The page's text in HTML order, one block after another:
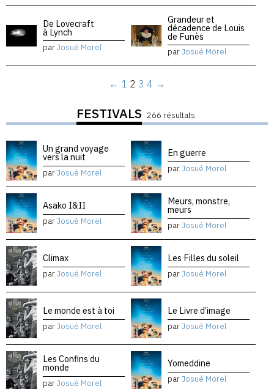
De Lovecraft
à Lynch
parJosué Morel
Grandeur et
décadence de Louis
de Funès
parJosué Morel
← 1 2 3 4 →
FESTIVALS 266 résultats
Un grand voyage
vers la nuit
parJosué Morel
En guerre
parJosué Morel
Asako I&II
parJosué Morel
Meurs, monstre,
meurs
parJosué Morel
Climax
parJosué Morel
Les Filles du soleil
parJosué Morel
Le monde est à toi
parJosué Morel
Le Livre d’image
parJosué Morel
Les Confins du
monde
parJosué Morel
Yomeddine
parJosué Morel